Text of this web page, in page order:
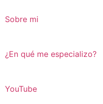
Sobre mi
¿En qué me especializo?
YouTube